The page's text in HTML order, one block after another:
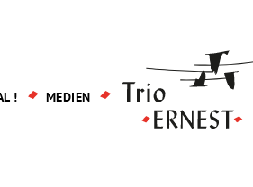
! MEDIEN